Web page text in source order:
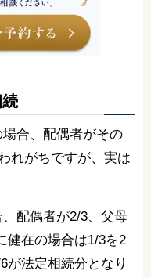
合、配偶者がその
れがちですが、実は
配偶者が2/3、父母
健在の場合は1/3を2
が法定相続分となり